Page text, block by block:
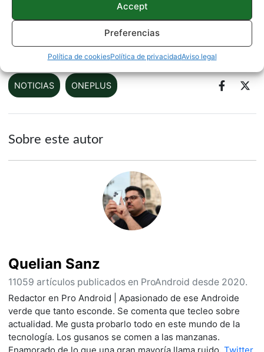
Accept
Preferencias
Política de cookiesPolítica de privacidadAviso legal
Fuente |Twitter
Vía | XDA
NOTICIAS ONEPLUS
Sobre este autor
Quelian Sanz
11059 artículos publicados en ProAndroid desde 2020.
Redactor en Pro Android | Apasionado de ese Androide
verde que tanto esconde. Se comenta que tecleo sobre
actualidad. Me gusta probarlo todo en este mundo de la
tecnología. Los gusanos se comen a las manzanas.